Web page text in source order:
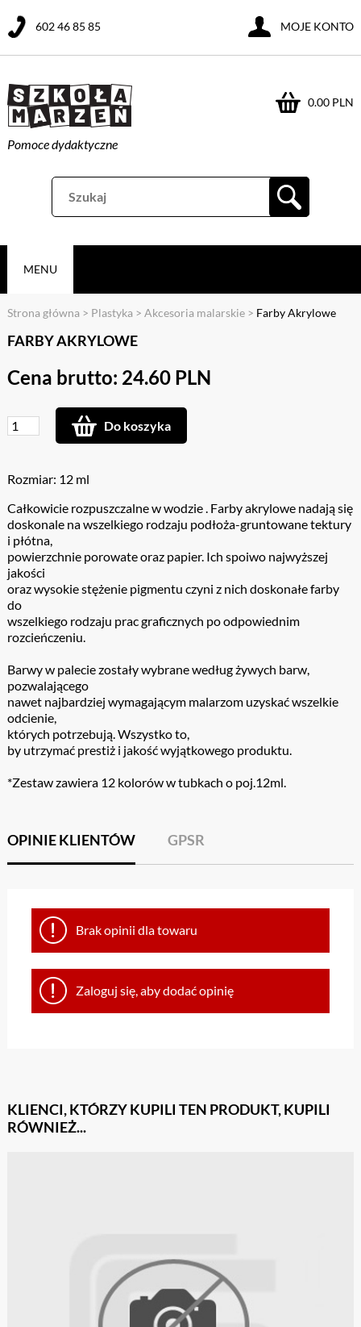
Pomoce dydaktyczne
0.00 PLN
602 46 85 85 MOJE KONTO
MENU
Strona główna > Plastyka > Akcesoria malarskie> Farby Akrylowe
FARBY AKRYLOWE
Cena brutto: 24.60 PLN
Do koszyka
Rozmiar: 12 ml
Całkowicie rozpuszczalne w wodzie . Farby akrylowe nadają się
doskonale na wszelkiego rodzaju podłoża-gruntowane tektury
i płótna,
powierzchnie porowate oraz papier. Ich spoiwo najwyższej
jakości
oraz wysokie stężenie pigmentu czyni z nich doskonałe farby
do
wszelkiego rodzaju prac graficznych po odpowiednim
rozcieńczeniu.
Barwy w palecie zostały wybrane według żywych barw,
pozwalającego
nawet najbardziej wymagającym malarzom uzyskać wszelkie
odcienie,
których potrzebują. Wszystko to,
by utrzymać prestiż i jakość wyjątkowego produktu.
*Zestaw zawiera 12 kolorów w tubkach o poj.12ml.
OPINIE KLIENTÓW GPSR
Brak opinii dla towaru
Zaloguj się, aby dodać opinię
KLIENCI, KTÓRZY KUPILI TEN PRODUKT, KUPILI
RÓWNIEŻ...